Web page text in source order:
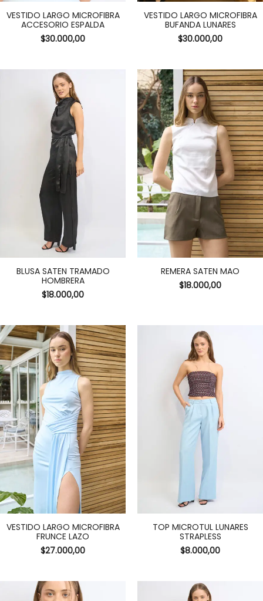
VESTIDO LARGO MICROFIBRA
ACCESORIO ESPALDA
$30.000,00
VESTIDO LARGO MICROFIBRA
BUFANDA LUNARES
$30.000,00
BLUSA SATEN TRAMADO
HOMBRERA
$18.000,00
REMERA SATEN MAO
$18.000,00
VESTIDO LARGO MICROFIBRA
FRUNCE LAZO
$27.000,00
TOP MICROTUL LUNARES
STRAPLESS
$8.000,00